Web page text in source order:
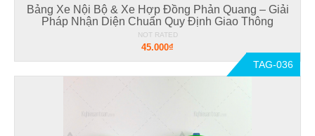
Bảng Xe Nội Bộ & Xe Hợp Đồng Phản Quang – Giải
Pháp Nhận Diện Chuẩn Quy Định Giao Thông
NOT RATED
45.000₫
TAG-036